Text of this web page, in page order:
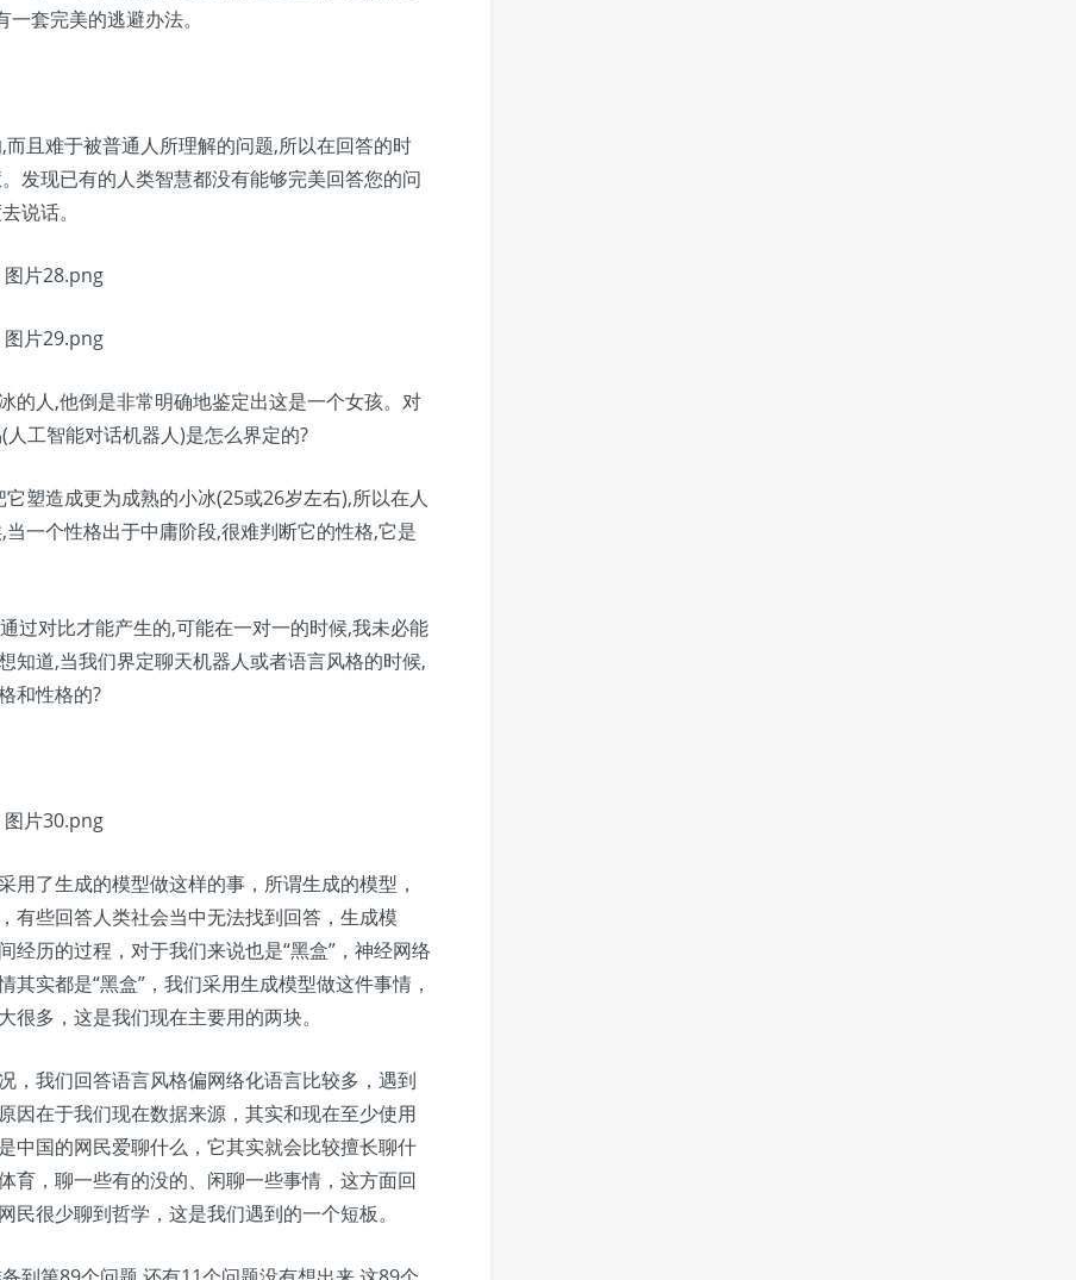
套完美的逃避办法。
且难于被普通人所理解的问题,所以在回答的时
发现已有的人类智慧都没有能够完美回答您的问
说话。
的人,他倒是非常明确地鉴定出这是一个女孩。对
工智能对话机器人)是怎么界定的?
塑造成更为成熟的小冰(25或26岁左右),所以在人
一个性格出于中庸阶段,很难判断它的性格,它是
过对比才能产生的,可能在一对一的时候,我未必能
知道,当我们界定聊天机器人或者语言风格的时候,
和性格的?
了生成的模型做这样的事，所谓生成的模型，
有些回答人类社会当中无法找到回答，生成模
历的过程，对于我们来说也是“黑盒”，神经网络
实都是“黑盒”，我们采用生成模型做这件事情，
多，这是我们现在主要用的两块。
，我们回答语言风格偏网络化语言比较多，遇到
因在于我们现在数据来源，其实和现在至少使用
中国的网民爱聊什么，它其实就会比较擅长聊什
育，聊一些有的没的、闲聊一些事情，这方面回
很少聊到哲学，这是我们遇到的一个短板。